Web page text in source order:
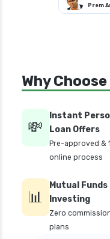
Prem
Why
💸
Instant
Loan Offers
Pre-approved &
online process
📊
Mutual Funds
Investing
Zero
plans